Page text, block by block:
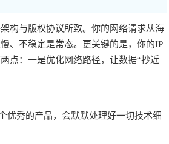
构与版权协议所致。你的网络请求从海
、不稳定是常态。更关键的是，你的IP
点：一是优化网络路径，让数据“抄近
优秀的产品，会默默处理好一切技术细